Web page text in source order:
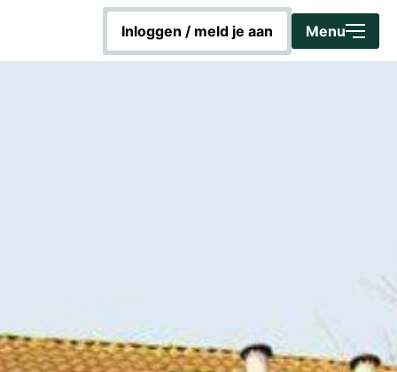
Sluiten
Hoe werkt dit platform?
inloggen / meld je aan Menu